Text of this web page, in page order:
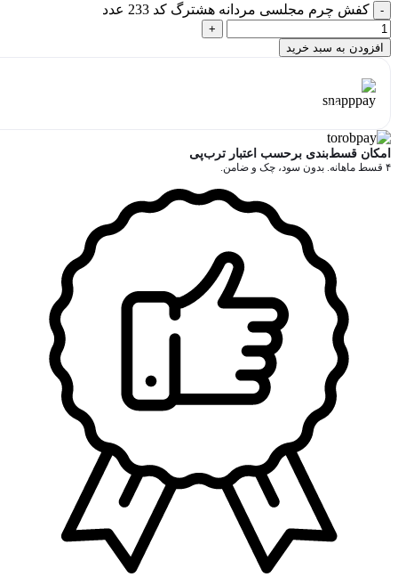
کفش چرم مجلسی مردانه هشترگ کد 233 عدد
افزودن به سبد خرید
۴ قسط ماهانه. بدون سود، چک و ضامن.
امکان قسط‌بندی برحسب اعتبار ترب‌پی
۴ قسط ماهانه. بدون سود، چک و ضامن.